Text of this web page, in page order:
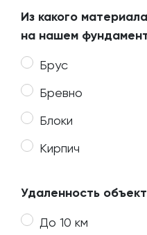
Из какого
на нашем
Брус
Бревно
Блоки
Кирпич
Удаленность
До 10 км